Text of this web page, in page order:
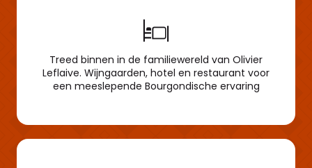
Treed binnen in de familiewereld van Olivier
Leflaive. Wijngaarden, hotel en restaurant voor
een meeslepende Bourgondische ervaring